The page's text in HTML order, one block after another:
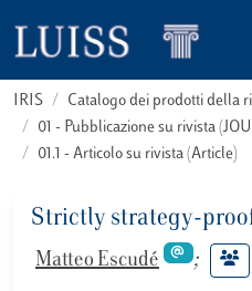
IRIS
Catalogo dei prodotti della
01 - Pubblicazione su rivista
01.1 - Articolo su rivista (Article)
Strictly strategy-
Matteo Escudé ;